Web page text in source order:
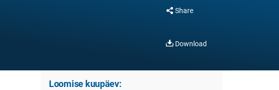
Share
Download
Loomise kuupäev: